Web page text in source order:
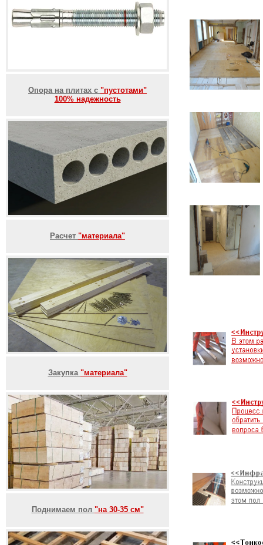
Опора на плитах с "пустотами"
100% надежность
Расчет "материала"
Закупка "материала"
Поднимаем пол "на 30-35 см"